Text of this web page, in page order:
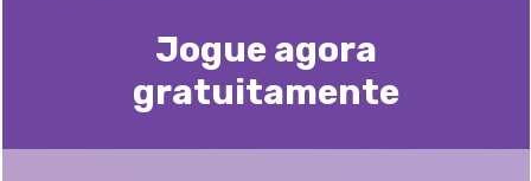
Jogue agora
gratuitamente